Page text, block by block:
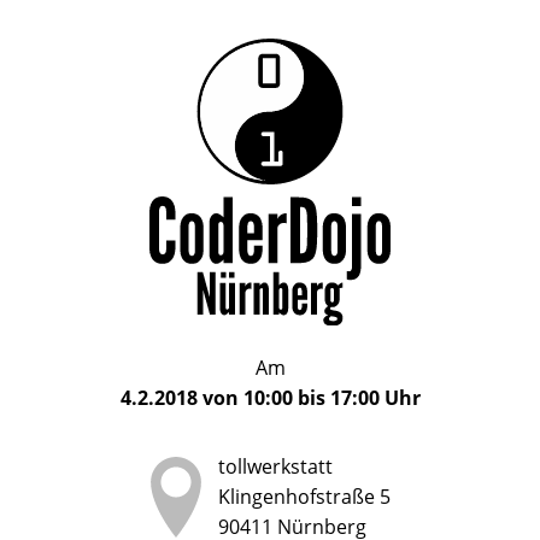
CoderDojo
Nürnberg
Das
CoderDojo
Nürnberg
ein
Club
für
Kinder
und
Jugendliche
Alter
bis
17
Am
4.2.2018von 10:00bis 17:00Uhr
tollwerkstatt
Klingenhofstraße 5
90411 Nürnberg